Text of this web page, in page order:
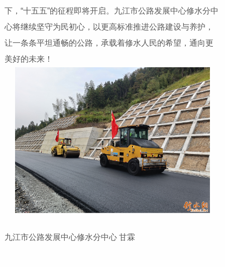
下，“十五五”的征程即将开启。九江市公路发展中心修水分中
心将继续坚守为民初心，以更高标准推进公路建设与养护，
让一条条平坦通畅的公路，承载着修水人民的希望，通向更
美好的未来！
九江市公路发展中心修水分中心 甘霖